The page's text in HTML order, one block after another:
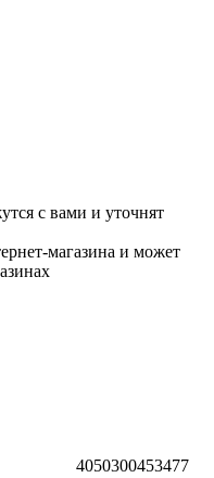
с вами и уточнят
магазина и может
4050300453477